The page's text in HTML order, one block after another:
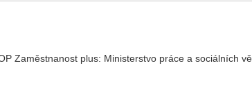
Zaměstnanost plus: Ministerstvo práce a sociálních